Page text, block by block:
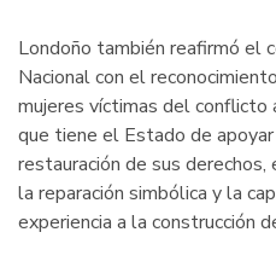
Londoño también reafirmó el
Nacional con el
mujeres víctimas del conflicto
que tiene el Estado de
restauración de sus
la reparación simbólica y la
experiencia a la construcción